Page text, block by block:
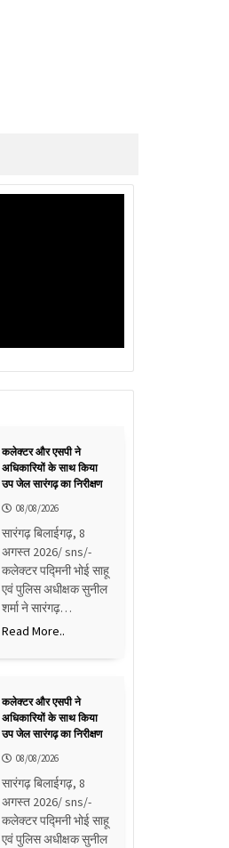
कलेक्टर और एसपी ने
अधिकारियों के साथ किया
उप जेल सारंगढ़ का निरीक्षण
08/08/2026
सारंगढ़ बिलाईगढ़, 8
अगस्त 2026/ sns/-
कलेक्टर पद्मिनी भोई साहू
एवं पुलिस अधीक्षक सुनील
शर्मा ने सारंगढ़…
Read More..
कलेक्टर और एसपी ने
अधिकारियों के साथ किया
उप जेल सारंगढ़ का निरीक्षण
08/08/2026
सारंगढ़ बिलाईगढ़, 8
अगस्त 2026/ sns/-
कलेक्टर पद्मिनी भोई साहू
एवं पुलिस अधीक्षक सुनील